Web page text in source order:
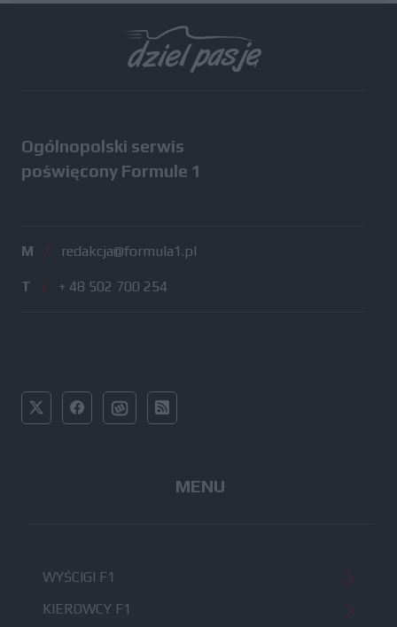
Ogólnopolski serwis
poświęcony Formule 1
M / redakcja@formula1.pl
T / + 48 502 700 254
MENU
WYŚCIGI F1
KIEROWCY F1